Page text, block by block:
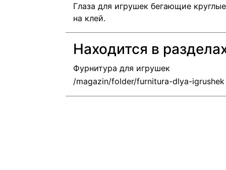
Глаза для игрушек бегающие
на клей.
Находится в
Фурнитура для игрушек